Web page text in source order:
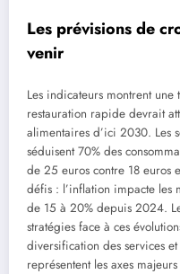
Les prévisions de
venir
Les indicateurs montrent
restauration rapide devrait
alimentaires d’ici 2030. Les
séduisent 70% des
de 25 euros contre 18 euros
défis : l’inflation impacte les
de 15 à 20% depuis 2024.
stratégies face à ces
diversification des services
représentent les axes